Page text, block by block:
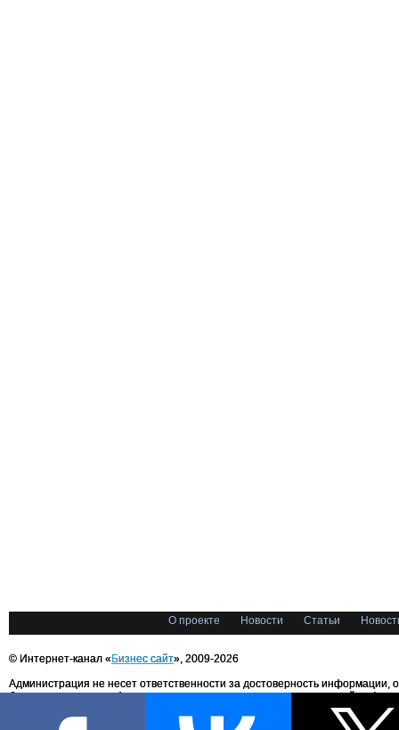
О проекте Новости Статьи
© Интернет-канал «Бизнес сайт», 2009-2026
Администрация не несет ответственности за достоверность информации,
блоггерами портала. Администрация не предоставляет справочной
Все права на любые материалы, опубликованные на сайте, защищены в